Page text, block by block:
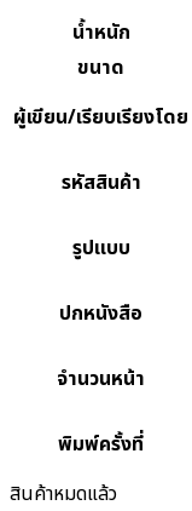
น้ำหนัก
ขนาด
ผู้เขียน/เรียบเรียงโดย
รหัสสินค้า
รูปแบบ
ปกหนังสือ
จำนวนหน้า
พิมพ์ครั้งที่
สินค้าหมดแล้ว